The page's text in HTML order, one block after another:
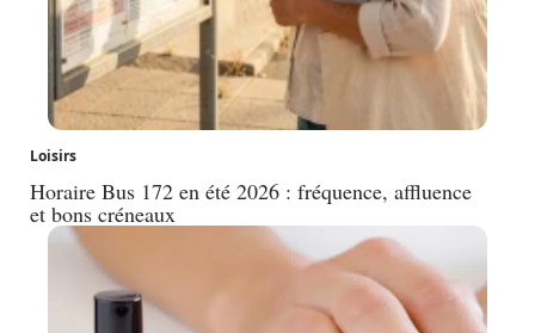
Loisirs
Horaire Bus 172 en été 2026 : fréquence, affluence
et bons créneaux